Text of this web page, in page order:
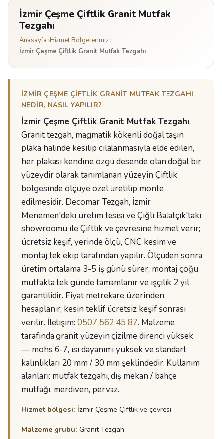
İzmir Çeşme Çiftlik Granit Mutfak
Tezgahı
Anasayfa ›Hizmet Bölgelerimiz›
İzmir Çeşme Çiftlik Granit Mutfak Tezgahı
İZMIR ÇEŞME ÇIFTLIK GRANIT MUTFAK TEZGAHI
NEDIR, NASIL YAPILIR?
İzmir Çeşme Çiftlik Granit Mutfak Tezgahı,
Granit tezgah, magmatik kökenli doğal taşın
plaka halinde kesilip cilalanmasıyla elde edilen,
her plakası kendine özgü desende olan doğal bir
yüzeydir olarak tanımlanan yüzeyin Çiftlik
bölgesinde ölçüye özel üretilip monte
edilmesidir. Decomar Tezgah, İzmir
Menemen'deki üretim tesisi ve Çiğli Balatçık'taki
showroomu ile Çiftlik ve çevresine hizmet verir;
ücretsiz keşif, yerinde ölçü, CNC kesim ve
montaj tek ekip tarafından yapılır. Ölçüden sonra
üretim ortalama 3-5 iş günü sürer, montaj çoğu
mutfakta tek günde tamamlanır ve işçilik 2 yıl
garantilidir. Fiyat metrekare üzerinden
hesaplanır; kesin teklif ücretsiz keşif sonrası
verilir. İletişim: 0507 562 45 87. Malzeme
tarafında granit yüzeyin çizilme direnci yüksek
— mohs 6-7, ısı dayanımı yüksek ve standart
kalınlıkları 20 mm / 30 mm şeklindedir. Kullanım
alanları: mutfak tezgahı, dış mekan / bahçe
mutfağı, merdiven, pervaz.
Hizmet bölgesi: İzmir Çeşme Çiftlik ve çevresi
Malzeme grubu: Granit Tezgah